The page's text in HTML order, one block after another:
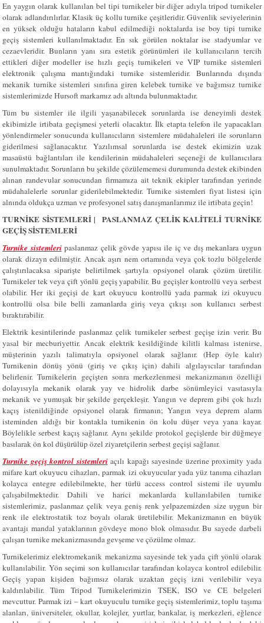
En yaygın olarak kullanılan bel tipi turnikeler bir diğer adıyla tripod turnikeler
olarak adlandırılırlar. Klasik üç kollu turnike çeşitleridir. Güvenlik seviyelerinin
en yüksek olduğu hataların kabul edilmediği noktalarda ise boy tipi turnike
geçiş sistemleri kullanılmaktadır. En sık görülen noktalar ise stadyumlar ve
cezaevleridir. Bunların yanı sıra estetik görünümleri ile kullanıcıların tercih
ettikleri diğer modeller ise hızlı geçiş turnikeleri ve VIP turnike sistemleri
elektronik çalışma mantığındaki turnike sistemleridir. Bunlarında dışında
mekanik turnike sistemleri sınıfına giren kelebek turnike ve bağımsız turnike
sistemlerimizde Hursoft markamız adı altında bulunmaktadır.
Tüm bu sistemler ile ilgili yaşanabilecek sorunlarda ise deneyimli destek
ekibimizle irtibata geçişmesi yeterli olacaktır. İlk etapta telefon ile yapacakları
yönlendirmeler sonucunda kullanıcıların sistemlere müdahaleleri ile sorunların
giderilmesi sağlanacaktır. Yazılımsal sorunlarda ise destek ekimizin uzak
masaüstü bağlantıları ile kendilerinin müdahaleleri seçeneği de kullanıcılara
sunulmaktadır. Sorunların bu şekilde çözülememesi durumunda destek ekibinden
alınan randevular sonucundan firmamıza ait teknik ekipler tarafından yerinde
müdahalelerle sorunlar giderilebilmektedir. Turnike sistemleri fiyat listesi için
alnında oldukça uzman ve profesyonel satış danışmanlarımız ile irtibata geçin!
TURNİKE SİSTEMLERİ | PASLANMAZ ÇELİK KALİTELİ TURNİKE
GEÇİŞ SİSTEMLERİ
Turnike sistemleripaslanmaz çelik gövde yapısı ile iç ve dış mekanlara uygun
olarak dizayn edilmiştir. Ancak aşırı nem ortamında veya çok tozlu bölgelerde
çalıştırılacaksa siparişte belirtilmek şartıyla opsiyonel olarak çözüm üretilir.
Turnikeler tek veya çift yönlü geçiş yapabilir. Bu geçişler kontrollü veya serbest
olabilir. Her iki geçişi de kart okuyucu kontrollü yada parmak izi okuyucu
kontrollü olsa bile belli zamanlarda giriş veya çıkışı son kullanıcı serbest
bıraktırabilir.
Elektrik kesintilerinde paslanmaz çelik turnikeler serbest geçişe izin verir. Bu
yasal bir mecburiyettir. Ancak elektrik kesildiğinde kilitli kalması istenirse,
müşterinin yazılı talimatıyla opsiyonel olarak sağlanır. (Hep öyle kalır)
Turnikenin dönüş yönü (giriş ve çıkış için) dahili algılayıcılar tarafından
belirlenir. Turnikelerin geçişten sonra merkezlenmesi mekanizmanın özelliği
dolayısıyla mekanik olarak yay ve hidrolik darbe sönümleyici vasıtasıyla
mekanik ve yumuşak bir şekilde gerçekleşir. Yangın ve deprem gibi çok hızlı
kaçış istenildiğinde opsiyonel olarak firmanın; Yangın veya deprem alarm
isteminden aldığı bir kontakla turnikenin ön kolu düşer veya yana kayar.
Böylelikle serbest kaçış sağlanır. Aynı şekilde protokol geçişlerde bir düğmeye
basılarak ön kol düşürülüp özel ziyaretçilerin serbest geçişi sağlanır.
Turnike geçiş kontrol sistemleriaçılı kapağı sayesinde üzerine proximity yada
mifare kart okuyucu cihazları, parmak izi okuyucular yada yüz tanıma cihazları
kolayca entegre edilebilmekte, her türlü access control sistemi ile uyumlu
çalışabilmektedir. Dahili ve harici mekanlarda kullanılabilen turnike
sistemlerimiz, paslanmaz çelik veya geniş renk yelpazemizden size uygun bir
renk ile elektrostatik toz boyalı olarak üretilebilir. Mekanizmanın en büyük
avantajı mandal yataklarının gövdeye mono blok olmasıdır. Bu sayede darbeli
çalışan turnike mekanizmasında gevşeme ve çözülme olmaz.
Turnikelerimiz elektromekanik mekanizma sayesinde tek yada çift yönlü olarak
kullanılabilir. Yön seçimi son kullanıcılar tarafından kolayca kontrol edilebilir.
Geçiş yapan kişiden bağımsız olarak uzaktan geçiş izni verilebilir veya
kaldırılabilir. Tüm Tripod Turnikelerimizin TSEK, ISO ve CE belgeleri
mevcuttur. Parmak izi – kart okuyuculu turnike geçiş sistemlerimiz, toplu taşıma
alanları, üniversiteler, okullar, kolejler, yurtlar, bankalar, iş merkezleri, eğlence